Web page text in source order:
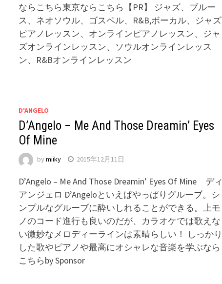
ならこちら東京ならこちら【PR】 ジャズ、ブルー
ス、ネオソウル、ゴスペル、R&B,ボーカル、ジャズ
ピアノレッスン、オンラインピアノレッスン、ジャ
ズオンラインレッスン、ソウルオンラインレッス
ン、R&Bオンラインレッスン
D'ANGELO
D’Angelo – Me And Those Dreamin’ Eyes
Of Mine
bymiiky 2015年12月11日
D’Angelo – Me And Those Dreamin’ Eyes Of Mine ディ
アンジェロ D’Angeloといえばやっぱりグルーブ。シ
ンプルなグルーブに酔いしれることができる。上モ
ノのコード進行も良いのだが、カラオケでは歌えな
い微妙なメロディーラインは素晴らしい！ しっかり
した歌やピアノや最高にオシャレな音楽を学ぶなら
こちらby Sponsor